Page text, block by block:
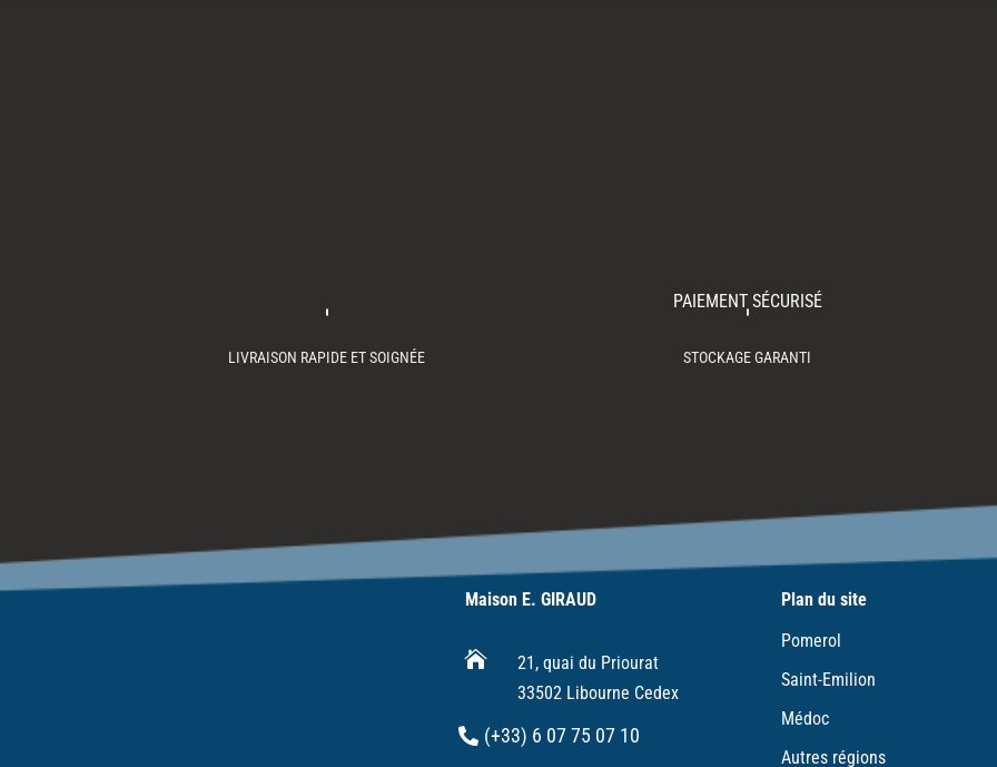
LIVRAISON RAPIDE ET SOIGNÉE STOCKAGE GARANTI
PAIEMENT SÉCURISÉ
Maison E. GIRAUD

21, quai du Priourat
33502 Libourne Cedex
(+33) 6 07 75 07 10
Plan du site
Pomerol
Saint-Emilion
Médoc
Autres régions